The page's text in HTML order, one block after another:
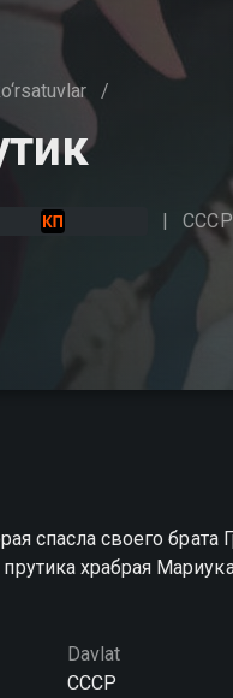
/
СССР
спасла своего
храбрая
Davlat
СССР